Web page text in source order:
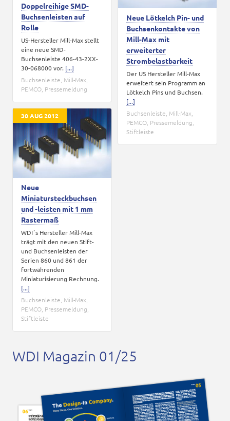
Doppelreihige SMD-
Buchsenleisten auf
Rolle
US-Hersteller Mill-Max stellt
eine neue SMD-
Buchsenleiste 406-43-2XX-
30-068000 vor. [...]
Buchsenleiste Mill-Max
PEMCO Pressemeldung
Neue Lötkelch Pin- und
Buchsenkontakte von
Mill-Max mit
erweiterter
Strombelastbarkeit
Der US Hersteller Mill-Max
erweitert sein Programm an
Lötkelch Pins und Buchsen.
[...]
Buchsenleiste Mill-Max
PEMCO Pressemeldung
Stiftleiste
30 AUG 2012
Neue
Miniatursteckbuchsen
und -leisten mit 1 mm
Rastermaß
WDI´s Hersteller Mill-Max
trägt mit den neuen Stift-
und Buchsenleisten der
Serien 860 und 861 der
fortwährenden
Miniaturisierung Rechnung.
[...]
Buchsenleiste Mill-Max
PEMCO Pressemeldung
Stiftleiste
WDI Magazin 01/25